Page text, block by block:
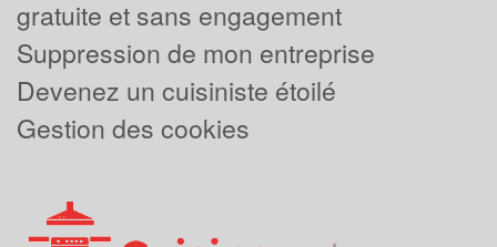
gratuite et sans engagement
Suppression de mon entreprise
Devenez un cuisiniste étoilé
Gestion des cookies